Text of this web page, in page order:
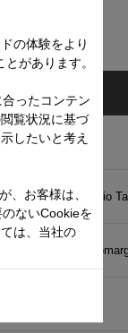
Edition Mario
：ステンレス鋼
の体験をより
があります。
ったコンテン
覧状況に基づ
したいと考え
、お客様は、
ないCookieを
は、当社の